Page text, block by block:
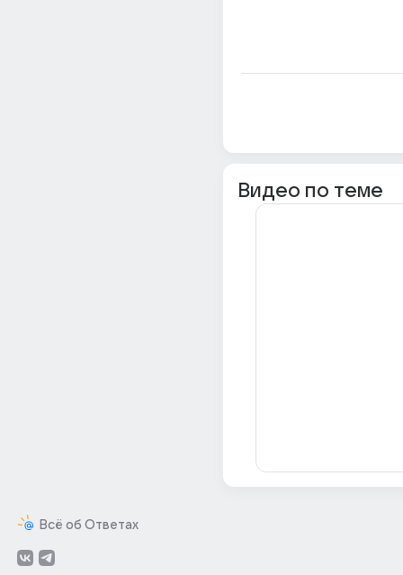
Всё об Ответах
Видео по теме